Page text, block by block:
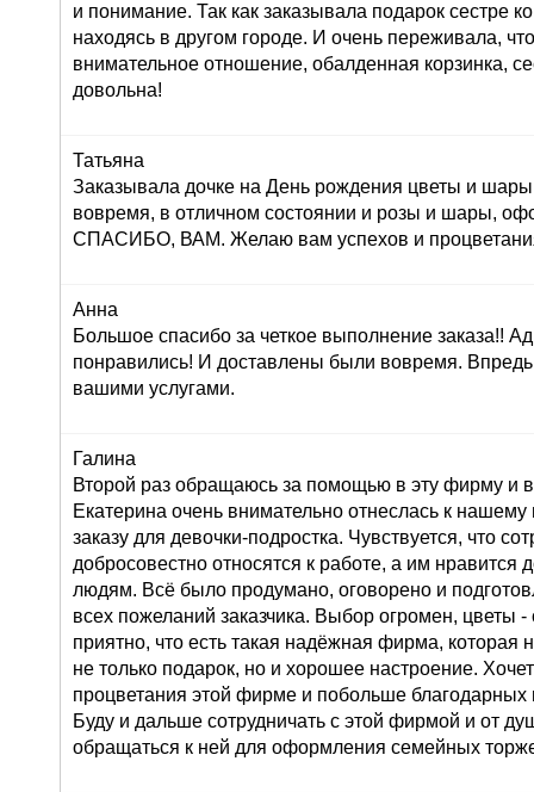
и понимание. Так как заказывала подарок сестре
находясь в другом городе. И очень переживала,
внимательное отношение, обалденная корзинка,
довольна!
Татьяна
Заказывала дочке на День рождения цветы и
вовремя, в отличном состоянии и розы и шары,
СПАСИБО, ВАМ. Желаю вам успехов и
Анна
Большое спасибо за четкое выполнение заказа!!
понравились! И доставлены были вовремя. Впредь
вашими услугами.
Галина
Второй раз обращаюсь за помощью в эту фирму и
Екатерина очень внимательно отнеслась к
заказу для девочки-подростка. Чувствуется, что
добросовестно относятся к работе, а им нравится
людям. Всё было продумано, оговорено и
всех пожеланий заказчика. Выбор огромен, цветы
приятно, что есть такая надёжная фирма, которая
не только подарок, но и хорошее настроение.
процветания этой фирме и побольше благодарных
Буду и дальше сотрудничать с этой фирмой и от
обращаться к ней для оформления семейных